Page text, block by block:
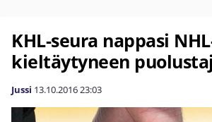
KHL-seura nappasi
kieltäytyneen
Jussi 13.10.201623:03